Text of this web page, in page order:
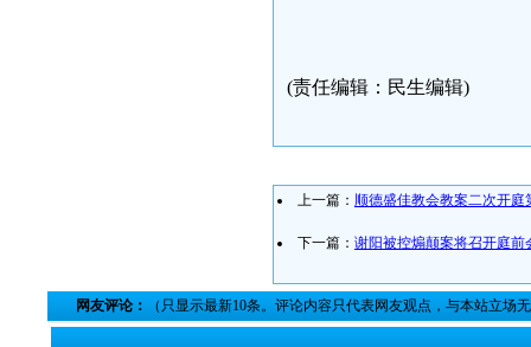
(责任编辑：民生编辑)
上一篇： 顺德盛佳教会教案二次开庭
下一篇： 谢阳被控煽颠案将召开庭前
网友评论： （只显示最新10条。评论内容只代表网友观点，与本站立场